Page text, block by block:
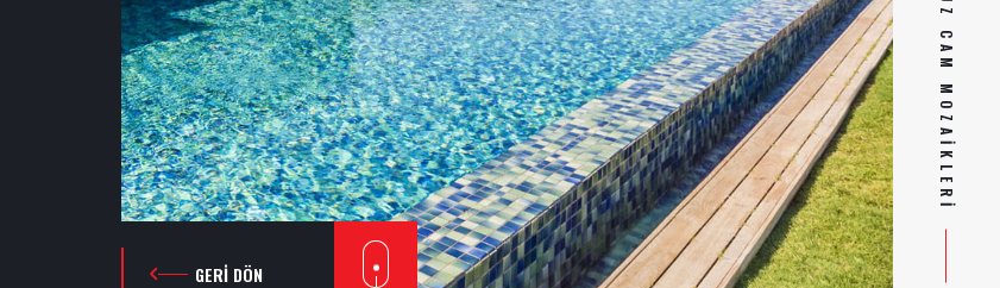
GERI DÖN